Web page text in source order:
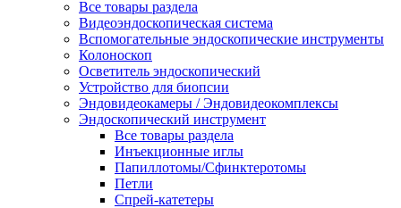
Все товары раздела
Видеоэндоскопическая система
Вспомогательные эндоскопические инструменты
Колоноскоп
Осветитель эндоскопический
Устройство для биопсии
Эндовидеокамеры / Эндовидеокомплексы
Эндоскопический инструмент
Все товары раздела
Инъекционные иглы
Папиллотомы/Сфинктеротомы
Петли
Спрей-катетеры